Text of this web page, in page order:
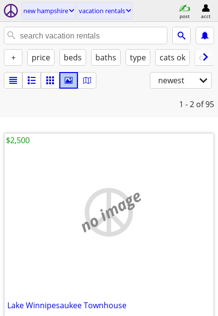
new hampshire vacation rentals
post acct
+ price beds baths type cats ok
newest
1 - 2 of 95
no image
Lake Winnipesaukee Townhouse
$2,500